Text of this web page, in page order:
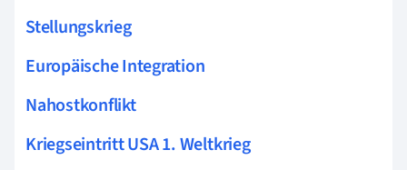
Stellungskrieg
Europäische Integration
Nahostkonflikt
Kriegseintritt USA 1. Weltkrieg